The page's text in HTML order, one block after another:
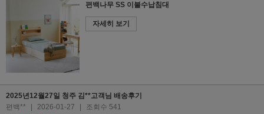
편백나무 SS 이불수납침대
자세히 보기
2025년12월27일 청주 김**고객님 배송후기
편백**
2026-01-27
조회수 541